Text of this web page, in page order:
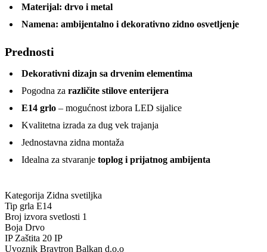
Materijal: drvo i metal
Namena: ambijentalno i dekorativno zidno osvetljenje
Prednosti
Dekorativni dizajn sa drvenim elementima
Pogodna za različite stilove enterijera
E14 grlo – mogućnost izbora LED sijalice
Kvalitetna izrada za dug vek trajanja
Jednostavna zidna montaža
Idealna za stvaranje toplog i prijatnog ambijenta
Kategorija Zidna svetiljka
Tip grla E14
Broj izvora svetlosti 1
Boja Drvo
IP Zaštita 20 IP
Uvoznik Braytron Balkan d.o.o